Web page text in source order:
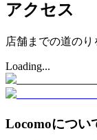
アクセス
店舗までの道の
Loading...
Locomoについ